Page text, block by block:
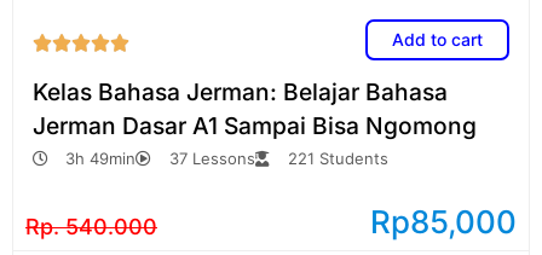
 Add to cart
Kelas Bahasa Jerman: Belajar Bahasa
Jerman Dasar A1 Sampai Bisa Ngomong
3h 49min 37 Lessons 221 Students
Rp. 540.000 Rp85,000